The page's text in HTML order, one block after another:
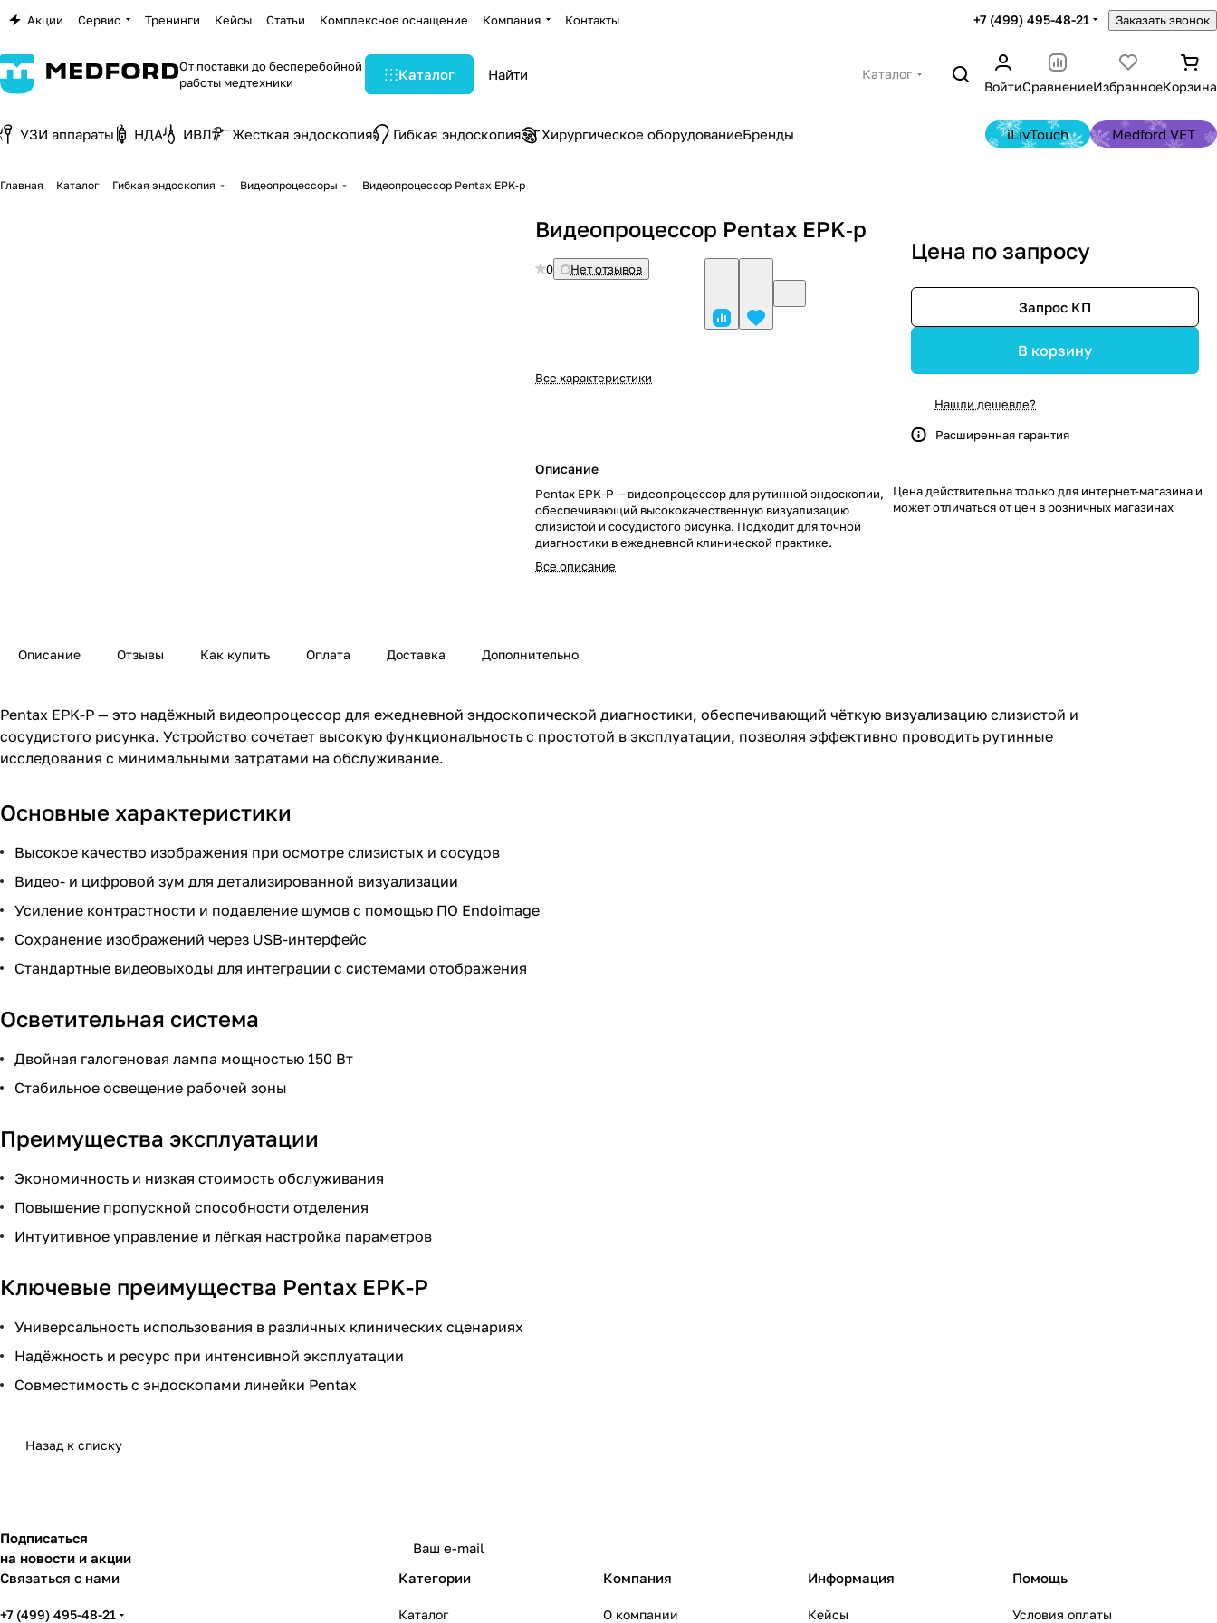
Акции Сервис Тренинги Кейсы Статьи Комплексное оснащение Компания Контакты +7 (499) 495-48-21 Заказать звонок
От поставки до бесперебойной
работы медтехники
Каталог
Каталог
ВойтиСравнениеИзбранноеКорзина
УЗИ аппараты НДА ИВЛ Жесткая эндоскопия Гибкая эндоскопия Хирургическое оборудованиеБренды iLivTouch Medford VET
Главная Каталог Гибкая эндоскопия Видеопроцессоры Видеопроцессор Pentax EPK‑p
Видеопроцессор Pentax EPK‑p
0 Нет отзывов
Все характеристики
Описание
Pentax EPK-P — видеопроцессор для рутинной эндоскопии,
обеспечивающий высококачественную визуализацию
слизистой и сосудистого рисунка. Подходит для точной
диагностики в ежедневной клинической практике.
Все описание
Цена по запросу
Запрос КП
В корзину
Нашли дешевле?
Расширенная гарантия
Цена действительна только для интернет-магазина и
может отличаться от цен в розничных магазинах
Описание Отзывы Как купить Оплата Доставка Дополнительно
Pentax EPK-P — это надёжный видеопроцессор для ежедневной эндоскопической диагностики, обеспечивающий чёткую визуализацию слизистой и
сосудистого рисунка. Устройство сочетает высокую функциональность с простотой в эксплуатации, позволяя эффективно проводить рутинные
исследования с минимальными затратами на обслуживание.
Основные характеристики
Высокое качество изображения при осмотре слизистых и сосудов
Видео- и цифровой зум для детализированной визуализации
Усиление контрастности и подавление шумов с помощью ПО Endoimage
Сохранение изображений через USB-интерфейс
Стандартные видеовыходы для интеграции с системами отображения
Осветительная система
Двойная галогеновая лампа мощностью 150 Вт
Стабильное освещение рабочей зоны
Преимущества эксплуатации
Экономичность и низкая стоимость обслуживания
Повышение пропускной способности отделения
Интуитивное управление и лёгкая настройка параметров
Ключевые преимущества Pentax EPK-P
Универсальность использования в различных клинических сценариях
Надёжность и ресурс при интенсивной эксплуатации
Совместимость с эндоскопами линейки Pentax
Назад к списку
Подписаться
на новости и акции
Связаться с нами
+7 (499) 495-48-21
Категории
Каталог
Компания
О компании
Информация
Кейсы
Помощь
Условия оплаты